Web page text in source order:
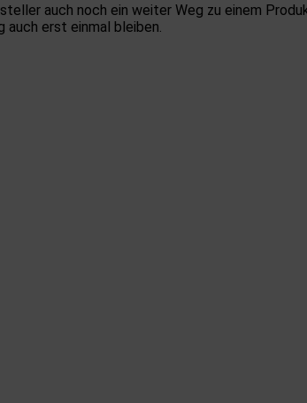
auch noch ein weiter Weg zu einem
erst einmal bleiben.